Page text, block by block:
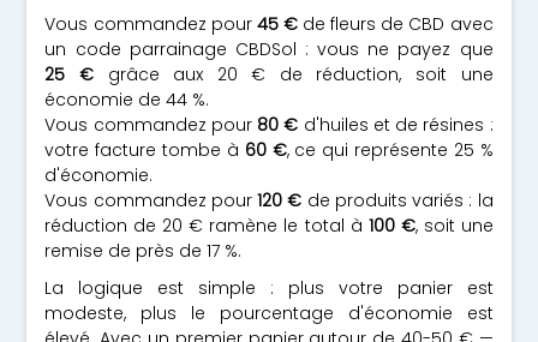
Vous commandez pour 45 €de fleurs de CBD avec
un code parrainage CBDSol : vous ne payez que
25 €grâce aux 20 € de réduction, soit une
économie de 44 %.
Vous commandez pour 80 € d'huiles et de résines :
votre facture tombe à 60 €, ce qui représente 25 %
d'économie.
Vous commandez pour120 € de produits variés : la
réduction de 20 € ramène le total à 100 €, soit une
remise de près de 17 %.
La logique est simple : plus votre panier est
modeste, plus le pourcentage d'économie est